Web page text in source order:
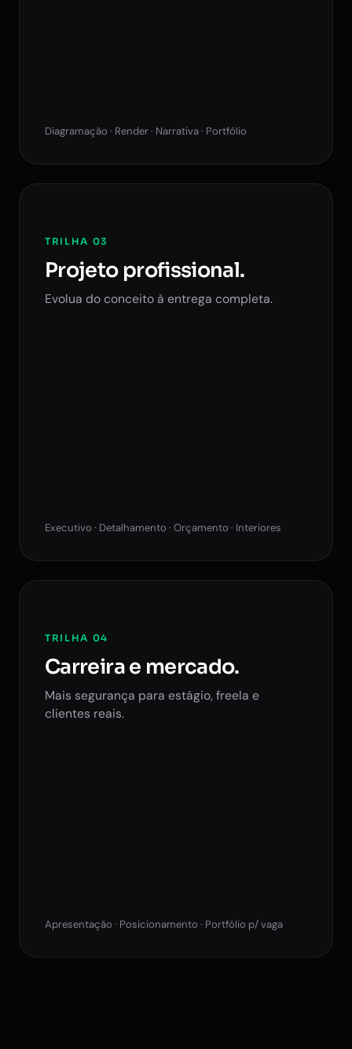
Diagramação · Render · Narrativa · Portfólio
TRILHA 03
Projeto profissional.
Evolua do conceito à entrega completa.
Executivo · Detalhamento · Orçamento · Interiores
TRILHA 04
Carreira e mercado.
Mais segurança para estágio, freela e
clientes reais.
Apresentação · Posicionamento · Portfólio p/ vaga